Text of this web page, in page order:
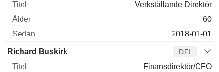
Verkställande Direktör
60
2018-01-01
Richard Buskirk DFI
Finansdirektör/CFO